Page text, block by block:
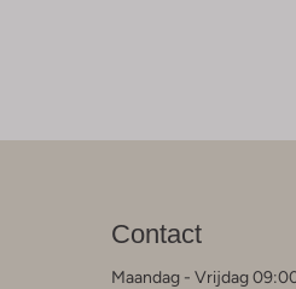
Contact
Maandag - Vrijdag